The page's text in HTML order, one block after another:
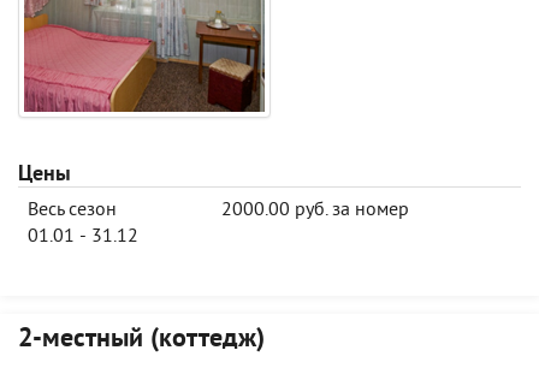
Цены
Весь сезон
01.01 - 31.12
2000.00 руб. за номер
2-местный (коттедж)